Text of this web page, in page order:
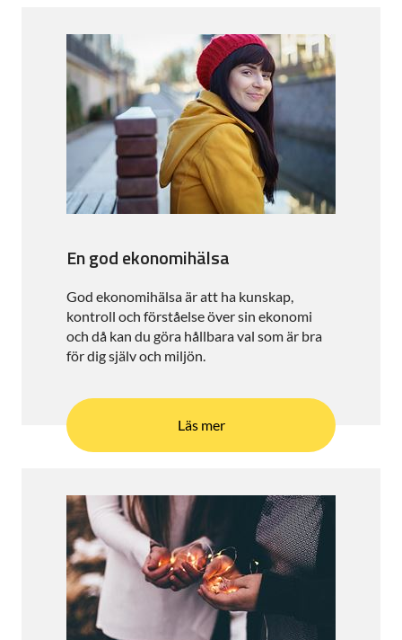
En god ekonomihälsa
God ekonomihälsa är att ha kunskap,
kontroll och förståelse över sin ekonomi
och då kan du göra hållbara val som är bra
för dig själv och miljön.
Läs mer